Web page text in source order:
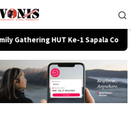
Ke-1 Sapala Consultant RIY Law